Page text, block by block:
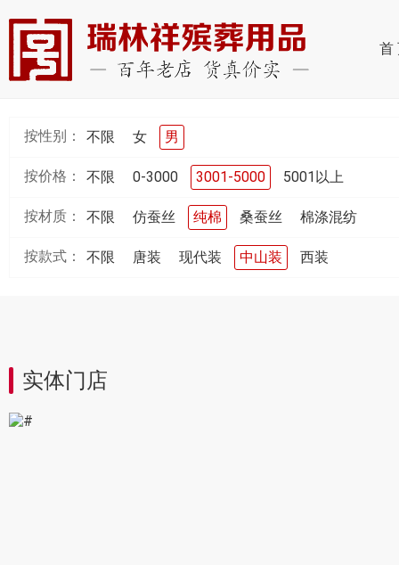
首
按性别： 不限 女 男
按价格： 不限 0-3000 3001-5000 5001以上
按材质： 不限 仿蚕丝 纯棉 桑蚕丝 棉涤混纺
按款式： 不限 唐装 现代装 中山装 西装
实体门店